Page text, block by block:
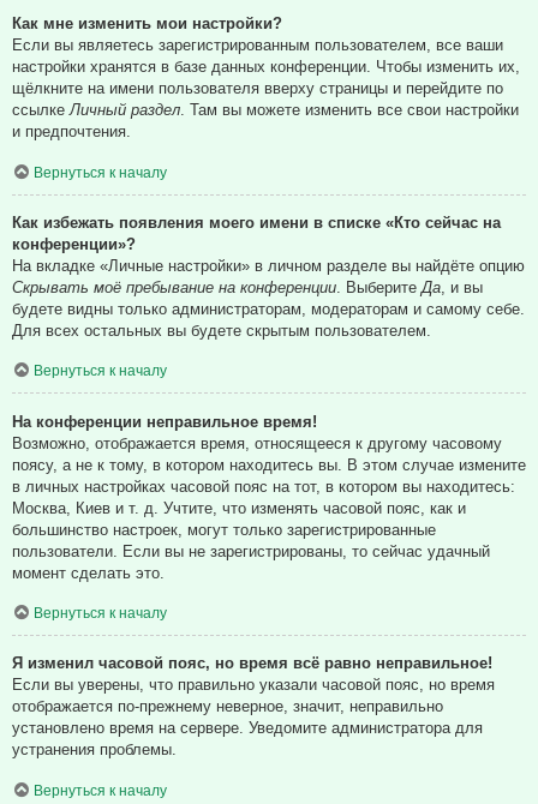
Как мне изменить мои настройки?
Если вы являетесь зарегистрированным пользователем, все ваши
настройки хранятся в базе данных конференции. Чтобы изменить их,
щёлкните на имени пользователя вверху страницы и перейдите по
ссылке Личный раздел . Там вы можете изменить все свои настройки
и предпочтения.
Вернуться к началу
Как избежать появления моего имени в списке «Кто сейчас на
конференции»?
На вкладке «Личные настройки» в личном разделе вы найдёте опцию
Скрывать моё пребывание на конференции . Выберите Да , и вы
будете видны только администраторам, модераторам и самому себе.
Для всех остальных вы будете скрытым пользователем.
Вернуться к началу
На конференции неправильное время!
Возможно, отображается время, относящееся к другому часовому
поясу, а не к тому, в котором находитесь вы. В этом случае измените
в личных настройках часовой пояс на тот, в котором вы находитесь:
Москва, Киев и т. д. Учтите, что изменять часовой пояс, как и
большинство настроек, могут только зарегистрированные
пользователи. Если вы не зарегистрированы, то сейчас удачный
момент сделать это.
Вернуться к началу
Я изменил часовой пояс, но время всё равно неправильное!
Если вы уверены, что правильно указали часовой пояс, но время
отображается по-прежнему неверное, значит, неправильно
установлено время на сервере. Уведомите администратора для
устранения проблемы.
Вернуться к началу